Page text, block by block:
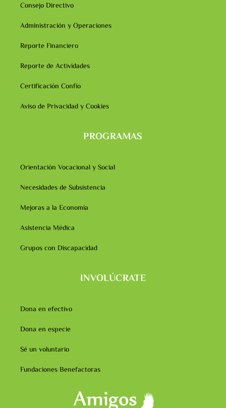
Consejo Directivo
Administración y Operaciones
Reporte Financiero
Reporte de Actividades
Certificación Confío
Aviso de Privacidad y Cookies
PROGRAMAS
Orientación Vocacional y Social
Necesidades de Subsistencia
Mejoras a la Economía
Asistencia Médica
Grupos con Discapacidad​
INVOLÚCRATE
Dona en efectivo
Dona en especie
Sé un voluntario
Fundaciones Benefactoras